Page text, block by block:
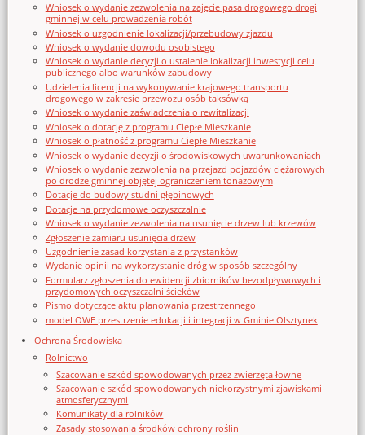
Wniosek o wydanie zezwolenia na zajęcie pasa drogowego drogi
gminnej w celu prowadzenia robót
Wniosek o uzgodnienie lokalizacji/przebudowy zjazdu
Wniosek o wydanie dowodu osobistego
Wniosek o wydanie decyzji o ustalenie lokalizacji inwestycji celu
publicznego albo warunków zabudowy
Udzielenia licencji na wykonywanie krajowego transportu
drogowego w zakresie przewozu osób taksówką
Wniosek o wydanie zaświadczenia o rewitalizacji
Wniosek o dotację z programu Ciepłe Mieszkanie
Wniosek o płatność z programu Ciepłe Mieszkanie
Wniosek o wydanie decyzji o środowiskowych uwarunkowaniach
Wniosek o wydanie zezwolenia na przejazd pojazdów ciężarowych
po drodze gminnej objętej ograniczeniem tonażowym
Dotacje do budowy studni głębinowych
Dotacje na przydomowe oczyszczalnie
Wniosek o wydanie zezwolenia na usunięcie drzew lub krzewów
Zgłoszenie zamiaru usunięcia drzew
Uzgodnienie zasad korzystania z przystanków
Wydanie opinii na wykorzystanie dróg w sposób szczególny
Formularz zgłoszenia do ewidencji zbiorników bezodpływowych i
przydomowych oczyszczalni ścieków
Pismo dotyczące aktu planowania przestrzennego
modeLOWE przestrzenie edukacji i integracji w Gminie Olsztynek
Ochrona Środowiska
Rolnictwo
Szacowanie szkód spowodowanych przez zwierzęta łowne
Szacowanie szkód spowodowanych niekorzystnymi zjawiskami
atmosferycznymi
Komunikaty dla rolników
Zasady stosowania środków ochrony roślin